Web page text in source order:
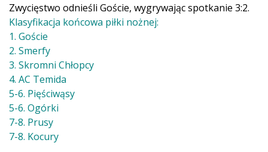
Zwycięstwo odnieśli Goście, wygrywając spotkanie 3:2.
Klasyfikacja końcowa piłki nożnej:
1. Goście
2. Smerfy
3. Skromni Chłopcy
4. AC Temida
5-6. Pięściwąsy
5-6. Ogórki
7-8. Prusy
7-8. Kocury